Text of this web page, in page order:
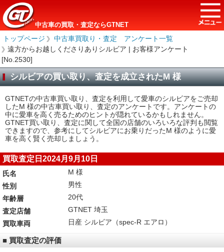
中古車の買取・査定ならGTNET
トップページ ＞
中古車買取り・査定 アンケート一覧
＞
遠方からお越しくださりありシルビア | お客様アンケート
[No.2530]
シルビアの買い取り、査定を成立されたM 様
GTNETの中古車買い取り、査定を利用して愛車のシルビアをご売却
したM 様の中古車買い取り、査定のアンケートです。アンケートの
中に愛車を高く売るためのヒントが隠れているかもしれません。
GTNET買い取り、査定に関して全国の店舗のいろいろな評判も閲覧
できますので、参考にしてシルビアにお乗りだったM 様のように愛
車を高く賢く売却しましょう。
買取査定日2024月9月10日
氏名
M 様
性別
男性
年齢層
20代
査定店舗
GTNET 埼玉
買取車両
日産 シルビア（spec-R エアロ）
■ 買取査定の評価